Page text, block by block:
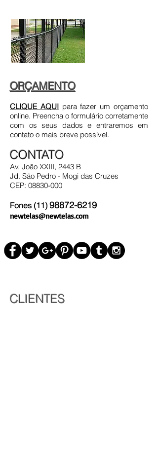
ORÇAMENTO
CLIQUE AQUIpara fazer um orçamento
online. Preencha o formulário corretamente
com os seus dados e entraremos em
contato o mais breve possível.
CONTATO
Av. João XXIII, 2443 B
Jd. São Pedro - Mogi das Cruzes
CEP: 08830-000
Fones (11) 98872-6219
newtelas@newtelas.com
CLIENTES